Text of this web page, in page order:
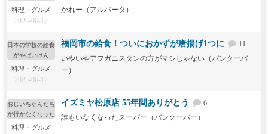
料理・グルメ
2026-06-17
かれー（アルバータ）
日本の学校の給食
がやばいけん
料理・グルメ
2025-06-12
福岡市の給食！ついにおかずが唐揚げ1つに
11
いやいやアフガニスタンの方がマシじゃない（バンクーバ
ー）
おじいちゃんたち
が行かなくなった
料理・グルメ
イズミヤ松原店 55年間ありがとう
6
誰もいなくなったスーパー（バンクーバー）